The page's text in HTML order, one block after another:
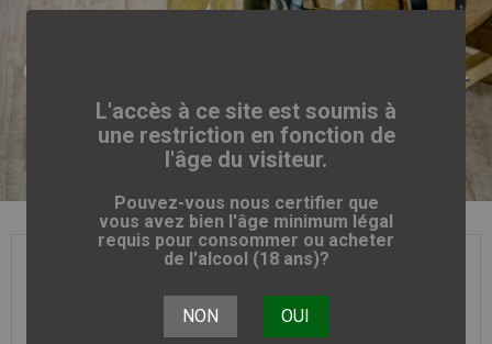
L'accès à ce site est soumis à
une restriction en fonction de
l'âge du visiteur.
Pouvez-vous nous certifier que
vous avez bien l'âge minimum légal
requis pour consommer ou acheter
de l'alcool (18 ans)?
NON OUI
CLOUDY BAY SAUVIGNON BLANC 13° 75CL